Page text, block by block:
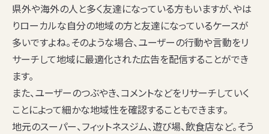
県外や海外の人と多く友達になっている方もいますが、やは
りローカルな自分の地域の方と友達になっているケースが
多いですよね。そのような場合、ユーザーの行動や言動をリ
サーチして地域に最適化された広告を配信することができ
ます。
また、ユーザーのつぶやき、コメントなどをリサーチしていく
ことによって細かな地域性を確認することもできます。
地元のスーパー、フィットネスジム、遊び場、飲食店など。そう